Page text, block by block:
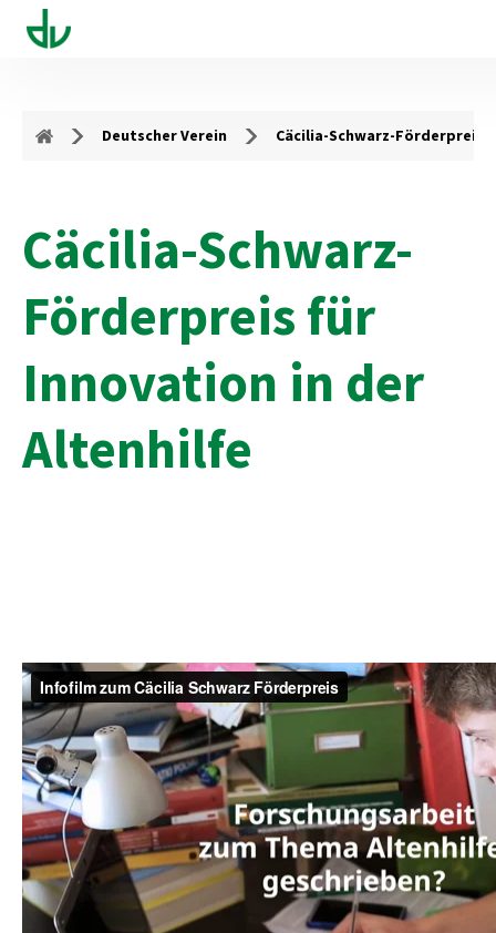
Deutscher Verein Cäcilia-Schwarz-Förderpreis
Cäcilia-Schwarz-
Förderpreis für
Innovation in der
Altenhilfe